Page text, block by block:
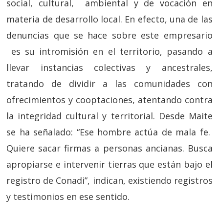
social, cultural, ambiental y de vocación en
materia de desarrollo local. En efecto, una de las
denuncias que se hace sobre este empresario
es su intromisión en el territorio, pasando a
llevar instancias colectivas y ancestrales,
tratando de dividir a las comunidades con
ofrecimientos y cooptaciones, atentando contra
la integridad cultural y territorial. Desde Maite
se ha señalado: “Ese hombre actúa de mala fe.
Quiere sacar firmas a personas ancianas. Busca
apropiarse e intervenir tierras que están bajo el
registro de Conadi”, indican, existiendo registros
y testimonios en ese sentido.